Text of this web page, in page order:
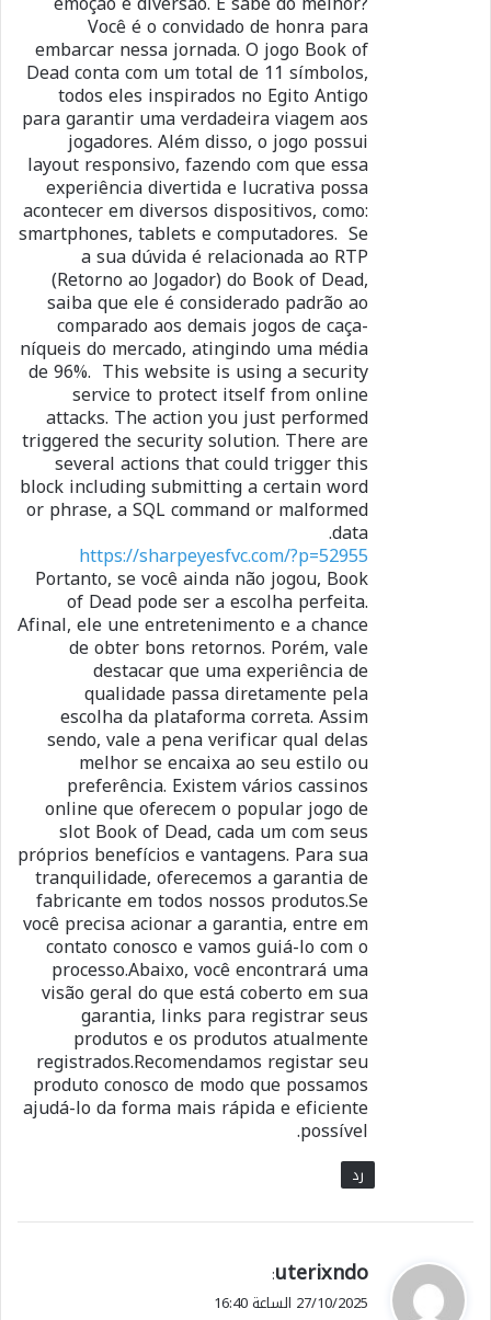
Você é o convidado de honra para
embarcar nessa jornada. O jogo Book of
Dead conta com um total de 11 símbolos,
todos eles inspirados no Egito Antigo
para garantir uma verdadeira viagem aos
jogadores. Além disso, o jogo possui
layout responsivo, fazendo com que essa
experiência divertida e lucrativa possa
acontecer em diversos dispositivos, como:
smartphones, tablets e computadores. Se
a sua dúvida é relacionada ao RTP
(Retorno ao Jogador) do Book of Dead,
saiba que ele é considerado padrão ao
comparado aos demais jogos de caça-
níqueis do mercado, atingindo uma média
de 96%. This website is using a security
service to protect itself from online
attacks. The action you just performed
triggered the security solution. There are
several actions that could trigger this
block including submitting a certain word
or phrase, a SQL command or malformed
data.
https://sharpeyesfvc.com/?p=52955
Portanto, se você ainda não jogou, Book
of Dead pode ser a escolha perfeita.
Afinal, ele une entretenimento e a chance
de obter bons retornos. Porém, vale
destacar que uma experiência de
qualidade passa diretamente pela
escolha da plataforma correta. Assim
sendo, vale a pena verificar qual delas
melhor se encaixa ao seu estilo ou
preferência. Existem vários cassinos
online que oferecem o popular jogo de
slot Book of Dead, cada um com seus
próprios benefícios e vantagens. Para sua
tranquilidade, oferecemos a garantia de
fabricante em todos nossos produtos.Se
você precisa acionar a garantia, entre em
contato conosco e vamos guiá-lo com o
processo.Abaixo, você encontrará uma
visão geral do que está coberto em sua
garantia, links para registrar seus
produtos e os produtos atualmente
registrados.Recomendamos registar seu
produto conosco de modo que possamos
ajudá-lo da forma mais rápida e eficiente
possível.
رد
ي
ق
uterixndo
:
27/10/2025 الساعة 16:40